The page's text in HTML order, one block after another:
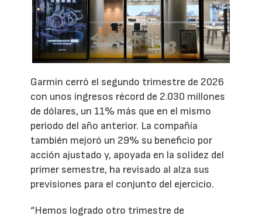
Garmin cerró el segundo trimestre de 2026
con unos ingresos récord de 2.030 millones
de dólares, un 11% más que en el mismo
periodo del año anterior. La compañía
también mejoró un 29% su beneficio por
acción ajustado y, apoyada en la solidez del
primer semestre, ha revisado al alza sus
previsiones para el conjunto del ejercicio.
“Hemos logrado otro trimestre de